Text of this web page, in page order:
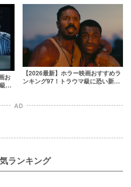
お
ジ
【2026最新】ホラー映画おすすめラ
ンキング97！トラウマ級に恐い新旧
AD
ランキング